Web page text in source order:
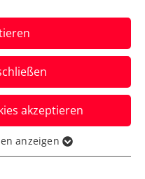
akzeptieren
anzeigen